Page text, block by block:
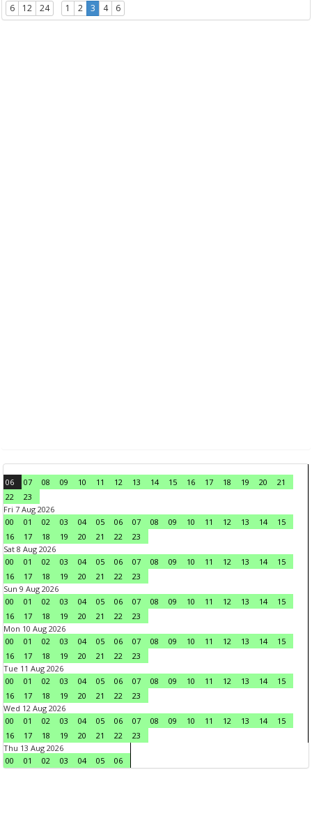
6 12 24 1 2 3 4 6
06 07 08 09 10 11 12 13 14 15 16 17 18 19 20
21
22
23
Fri 7 Aug 2026
00
01 02 03 04 05 06 07 08 09 10 11 12 13 14
15
16
17 18 19 20 21 22
23
Sat 8 Aug 2026
00
01 02 03 04 05 06 07 08 09 10 11 12 13 14
15
16
17 18 19 20 21 22
23
Sun 9 Aug 2026
00
01 02 03 04 05 06 07 08 09 10 11 12 13 14
15
16
17 18 19 20 21 22
23
Mon 10 Aug 2026
00
01 02 03 04 05 06 07 08 09 10 11 12 13 14
15
16
17 18 19 20 21 22
23
Tue 11 Aug 2026
00
01 02 03 04 05 06 07 08 09 10 11 12 13 14
15
16
17 18 19 20 21 22
23
Wed 12 Aug 2026
00
01 02 03 04 05 06 07 08 09 10 11 12 13 14
15
16
17 18 19 20 21 22
23
Thu 13 Aug 2026
00
01 02 03 04 05 06